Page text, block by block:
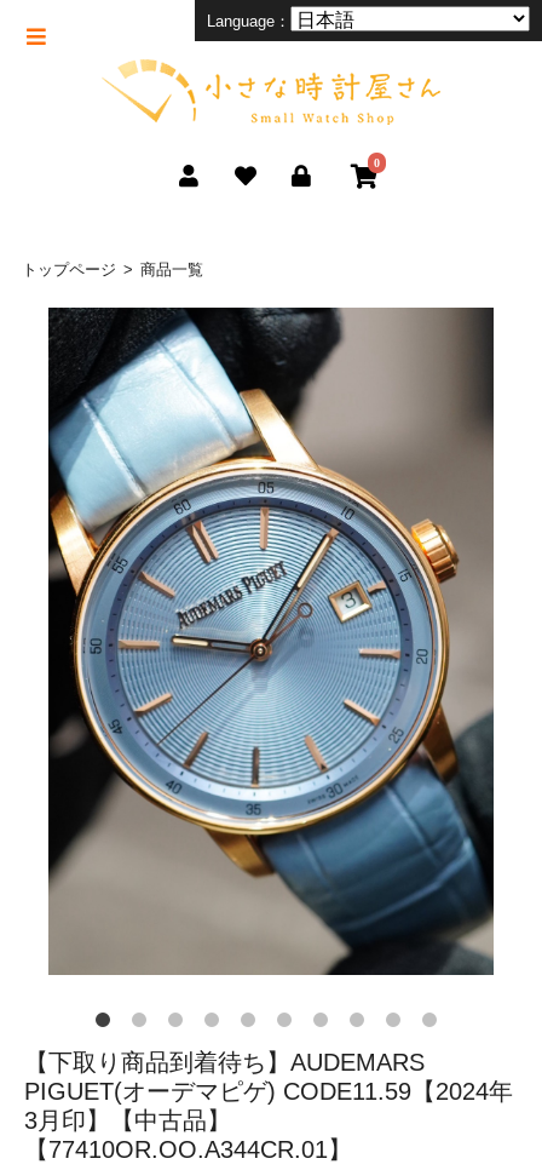
Language：
0
トップページ 商品一覧
【下取り商品到着待ち】AUDEMARS
PIGUET(オーデマピゲ) CODE11.59【2024年
3月印】【中古品】
【77410OR.OO.A344CR.01】